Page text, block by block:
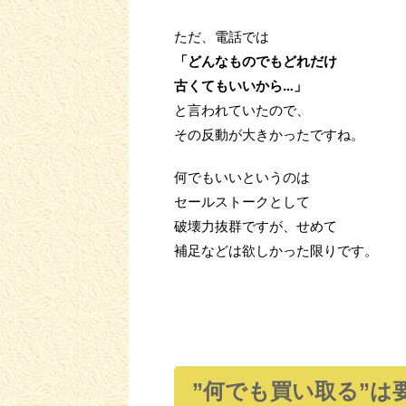
ただ、電話では
「どんなものでもどれだけ
古くてもいいから…」
と言われていたので、
その反動が大きかったですね。
何でもいいというのは
セールストークとして
破壊力抜群ですが、せめて
補足などは欲しかった限りです。
”何でも買い取る”は